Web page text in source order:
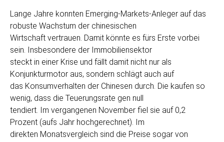
Lange Jahre konnten Emerging-Markets-Anleger auf das
robuste Wachstum der chinesischen
Wirtschaft vertrauen. Damit könnte es fürs Erste vorbei
sein. Insbesondere der Immobiliensektor
steckt in einer Krise und fällt damit nicht nur als
Konjunkturmotor aus, sondern schlägt auch auf
das Konsumverhalten der Chinesen durch. Die kaufen so
wenig, dass die Teuerungsrate gen null
tendiert. Im vergangenen November fiel sie auf 0,2
Prozent (aufs Jahr hochgerechnet). Im
direkten Monatsvergleich sind die Preise sogar von